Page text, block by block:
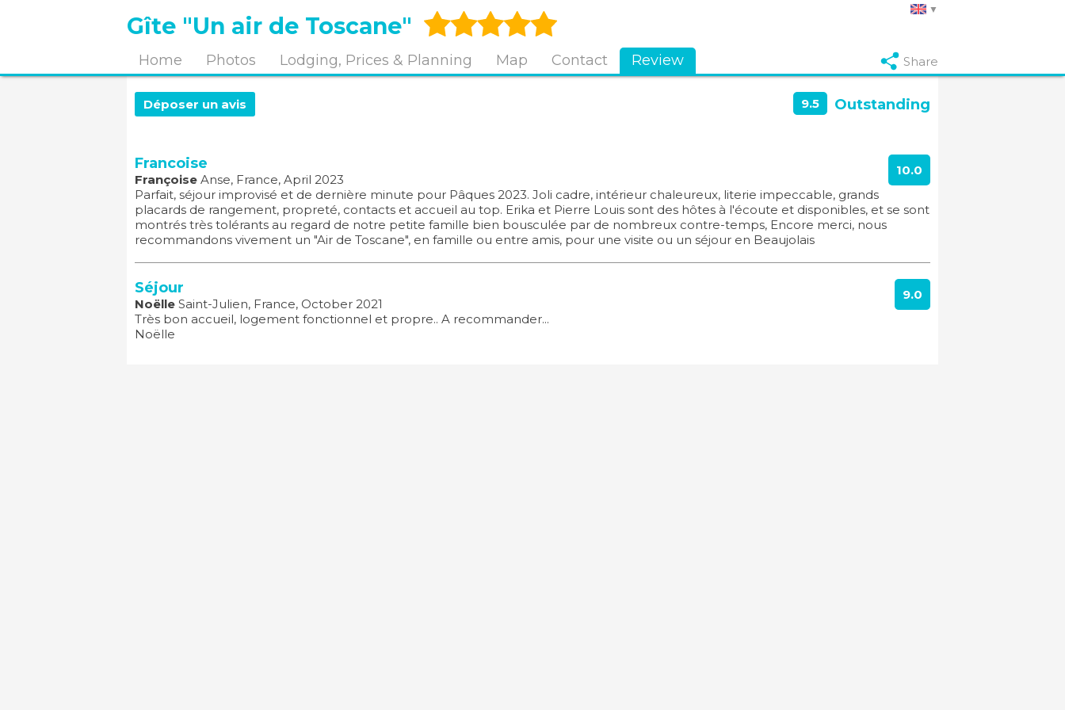
Gîte "Un air de Toscane"
Share
Home Photos Lodging, Prices & Planning Map Contact Review
9.5 Outstanding
Déposer un avis
10.0
Francoise
Françoise Anse, France, April 2023
Parfait, séjour improvisé et de dernière minute pour Pâques 2023. Joli cadre, intérieur chaleureux, literie impeccable, grands
placards de rangement, propreté, contacts et accueil au top. Erika et Pierre Louis sont des hôtes à l'écoute et disponibles, et se sont
montrés très tolérants au regard de notre petite famille bien bousculée par de nombreux contre-temps, Encore merci, nous
recommandons vivement un "Air de Toscane", en famille ou entre amis, pour une visite ou un séjour en Beaujolais
9.0
Séjour
Noëlle Saint-Julien, France, October 2021
Très bon accueil, logement fonctionnel et propre.. A recommander...
Noëlle